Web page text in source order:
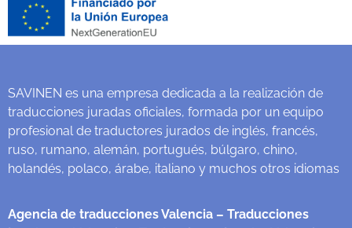
SAVINEN es una empresa dedicada a la realización de
traducciones juradas oficiales, formada por un equipo
profesional de traductores jurados de inglés, francés,
ruso, rumano, alemán, portugués, búlgaro, chino,
holandés, polaco, árabe, italiano y muchos otros idiomas
Agencia de traducciones Valencia – Traducciones